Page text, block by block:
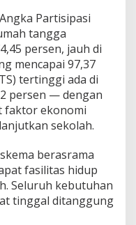
Partisipasi
tangga
persen, jauh di
mencapai 97,37
tertinggi ada di
persen — dengan
faktor ekonomi
sekolah.
berasrama
fasilitas hidup
Seluruh kebutuhan
tinggal ditanggung